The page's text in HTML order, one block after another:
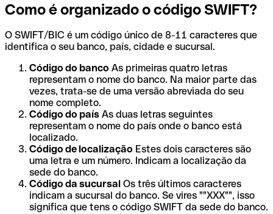
Como é organizado o código SWIFT?
O SWIFT/BIC é um código único de 8-11 caracteres que
identifica o seu banco, país, cidade e sucursal.
Código do banco As primeiras quatro letras
representam o nome do banco. Na maior parte das
vezes, trata-se de uma versão abreviada do seu
nome completo.
Código do país As duas letras seguintes
representam o nome do país onde o banco está
localizado.
Código de localização Estes dois caracteres são
uma letra e um número. Indicam a localização da
sede do banco.
Código da sucursal Os três últimos caracteres
indicam a sucursal do banco. Se vires ""XXX"", isso
significa que tens o código SWIFT da sede do banco.